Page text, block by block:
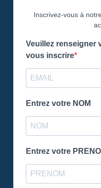
Inscrivez-vous à
Veuillez renseigner
vous inscrire
Entrez votre NOM
Entrez votre